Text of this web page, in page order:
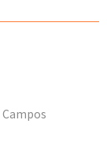
Campos